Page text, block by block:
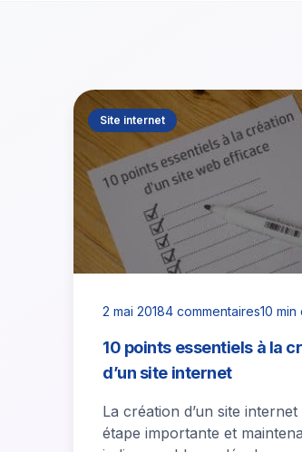
Site internet
2 mai 20184 commentaires10
10 points essentiels à la
d’un site internet
La création d’un site
étape importante et